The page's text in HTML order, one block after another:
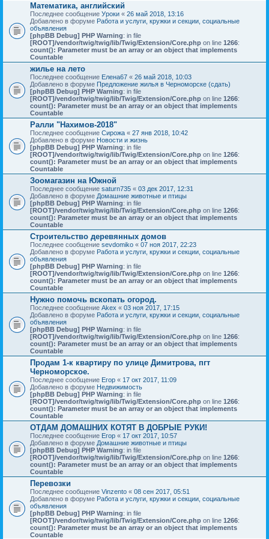
Математика, английский
Последнее сообщение Уроки « 26 май 2018, 13:16
Добавлено в форуме Работа и услуги, кружки и секции, социальные
объявления
[phpBB Debug] PHP Warning: in file
[ROOT]/vendor/twig/twig/lib/Twig/Extension/Core.php on line 1266:
count(): Parameter must be an array or an object that implements
Countable
жилье на лето
Последнее сообщение Елена67 « 26 май 2018, 10:03
Добавлено в форуме Предложение жилья в Черноморске (сдать)
[phpBB Debug] PHP Warning: in file
[ROOT]/vendor/twig/twig/lib/Twig/Extension/Core.php on line 1266:
count(): Parameter must be an array or an object that implements
Countable
Ралли "Нахимов-2018"
Последнее сообщение Сирожа « 27 янв 2018, 10:42
Добавлено в форуме Новости и жизнь
[phpBB Debug] PHP Warning: in file
[ROOT]/vendor/twig/twig/lib/Twig/Extension/Core.php on line 1266:
count(): Parameter must be an array or an object that implements
Countable
Зоомагазин на Южной
Последнее сообщение saturn735 « 03 дек 2017, 12:31
Добавлено в форуме Домашние животные и птицы
[phpBB Debug] PHP Warning: in file
[ROOT]/vendor/twig/twig/lib/Twig/Extension/Core.php on line 1266:
count(): Parameter must be an array or an object that implements
Countable
Строительство деревянных домов
Последнее сообщение sevdomiko « 07 ноя 2017, 22:23
Добавлено в форуме Работа и услуги, кружки и секции, социальные
объявления
[phpBB Debug] PHP Warning: in file
[ROOT]/vendor/twig/twig/lib/Twig/Extension/Core.php on line 1266:
count(): Parameter must be an array or an object that implements
Countable
Нужно помочь вскопать огород.
Последнее сообщение Akex « 03 ноя 2017, 17:15
Добавлено в форуме Работа и услуги, кружки и секции, социальные
объявления
[phpBB Debug] PHP Warning: in file
[ROOT]/vendor/twig/twig/lib/Twig/Extension/Core.php on line 1266:
count(): Parameter must be an array or an object that implements
Countable
Продам 1-к квартиру по улице Димитрова, пгт
Черноморское.
Последнее сообщение Егор « 17 окт 2017, 11:09
Добавлено в форуме Недвижимость
[phpBB Debug] PHP Warning: in file
[ROOT]/vendor/twig/twig/lib/Twig/Extension/Core.php on line 1266:
count(): Parameter must be an array or an object that implements
Countable
ОТДАМ ДОМАШНИХ КОТЯТ В ДОБРЫЕ РУКИ!
Последнее сообщение Егор « 17 окт 2017, 10:57
Добавлено в форуме Домашние животные и птицы
[phpBB Debug] PHP Warning: in file
[ROOT]/vendor/twig/twig/lib/Twig/Extension/Core.php on line 1266:
count(): Parameter must be an array or an object that implements
Countable
Перевозки
Последнее сообщение Vinzento « 08 сен 2017, 05:51
Добавлено в форуме Работа и услуги, кружки и секции, социальные
объявления
[phpBB Debug] PHP Warning: in file
[ROOT]/vendor/twig/twig/lib/Twig/Extension/Core.php on line 1266:
count(): Parameter must be an array or an object that implements
Countable